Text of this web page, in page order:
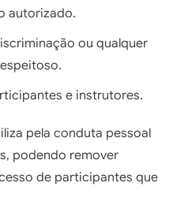
autorizado.
ou qualquer
e instrutores.
pela conduta pessoal
podendo remover
de participantes que